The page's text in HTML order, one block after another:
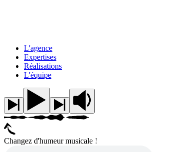
L'agence
Expertises
Réalisations
L'équipe
Changez d'humeur musicale !